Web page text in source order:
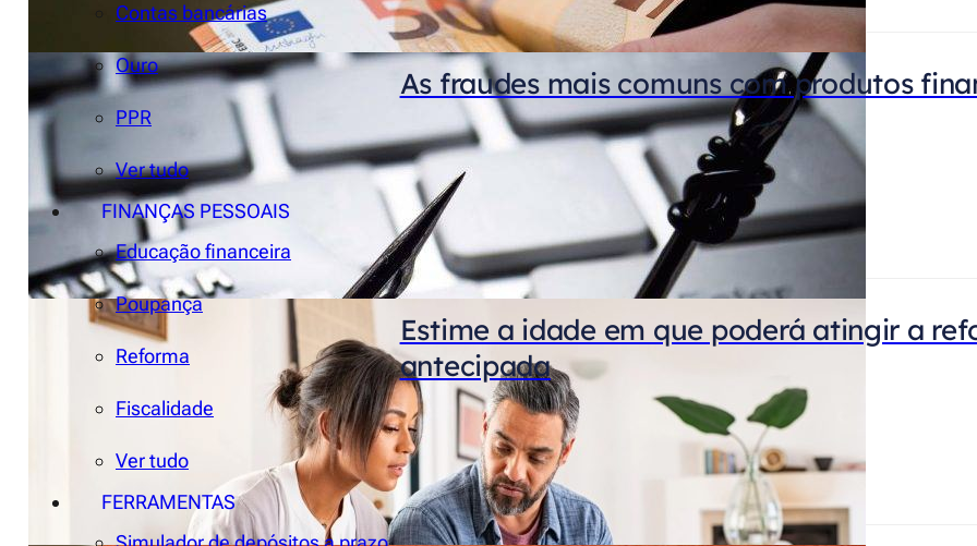
Contas bancárias
Ouro
PPR
Ver tudo
FINANÇAS PESSOAIS
Educação financeira
Poupança
Reforma
Fiscalidade
Ver tudo
FERRAMENTAS
As fraudes mais comuns com produtos
Estime a idade em que poderá atingir a
antecipada